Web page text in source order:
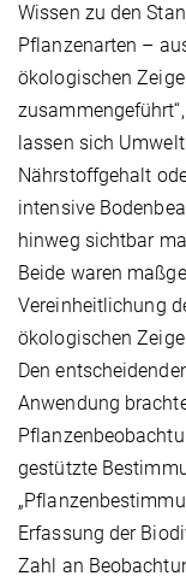
Wissen zu den
Pflanzenarten –
ökologischen
lassen sich
Nährstoffgehalt
intensive
hinweg sichtbar
Beide waren
Vereinheitlichung
ökologischen
Den
Anwendung
gestützte
Erfassung der
Zahl an